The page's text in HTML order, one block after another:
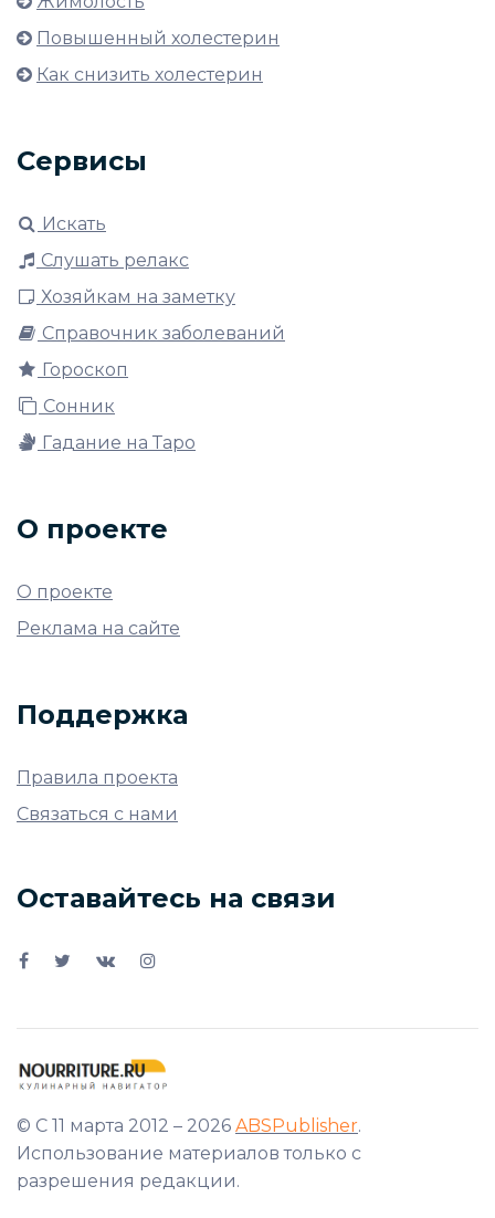
Повышенный холестерин
Как снизить холестерин
Сервисы
Искать
Слушать релакс
Хозяйкам на заметку
Справочник заболеваний
Гороскоп
Сонник
Гадание на Таро
О проекте
О проекте
Реклама на сайте
Поддержка
Правила проекта
Связаться с нами
Оставайтесь на связи
© С 11 марта 2012 – 2026 ABSPublisher.
Использование материалов только с
разрешения редакции.